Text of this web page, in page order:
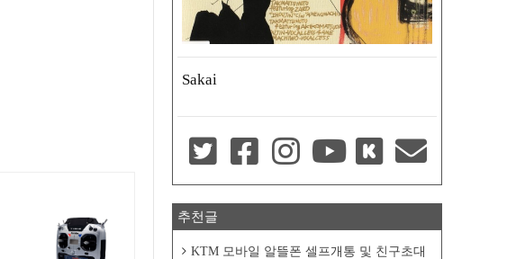
Sakai
추천글
KTM 모바일 알뜰폰 셀프개통 및 친구초대